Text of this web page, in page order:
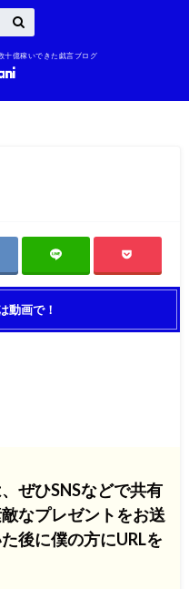
十億稼いできた戯言ブログ
動画で！
ぜひSNSなどで共有
なプレゼントをお送
後に僕の方にURLを